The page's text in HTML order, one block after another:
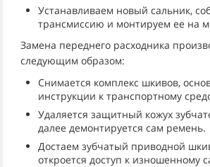
Устанавливаем новый сальник,
трансмиссию и монтируем ее на
Замена переднего расходника
следующим образом:
Снимается комплекс шкивов,
инструкции к транспортному
Удаляется защитный кожух
далее демонтируется сам ремень.
Достаем зубчатый приводной
откроется доступ к изношенному